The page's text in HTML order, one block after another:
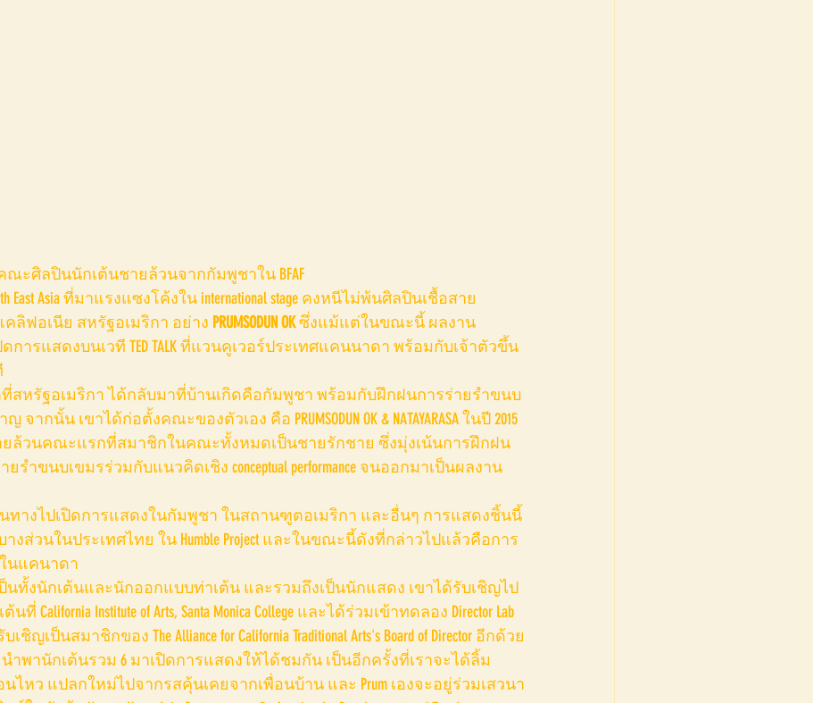
ณะศิลปินนักเต้นชายล้วนจากกัมพูชาใน BFAF
East Asia ที่มาแรงแซงโค้งใน international stage คงหนีไม่พ้นศิลปินเชื้อสาย
ลิฟอเนีย สหรัฐอเมริกา อย่าง PRUMSODUN OK ซึ่งแม้แต่ในขณะนี้ ผลงาน
ปิดการแสดงบนเวที TED TALK ที่แวนคูเวอร์ประเทศแคนนาดา พร้อมกับเจ้าตัวขึ้น
ตที่สหรัฐอเมริกา ได้กลับมาที่บ้านเกิดคือกัมพูชา พร้อมกับฝึกฝนการร่ายรำขนบ
กนั้น เขาได้ก่อตั้งคณะของตัวเอง คือ PRUMSODUN OK & NATAYARASA ในปี 2015
ล้วนคณะแรกที่สมาชิกในคณะทั้งหมดเป็นชายรักชาย ซึ่งมุ่งเน้นการฝึกฝน
ำขนบเขมรร่วมกับแนวคิดเชิง conceptual performance จนออกมาเป็นผลงาน
ทางไปเปิดการแสดงในกัมพูชา ในสถานฑูตอเมริกา และอื่นๆ การแสดงชิ้นนี้
งส่วนในประเทศไทย ใน Humble Project และในขณะนี้ดังที่กล่าวไปแล้วคือการ
ในแคนาดา
ป็นทั้งนักเต้นและนักออกแบบท่าเต้น และรวมถึงเป็นนักแสดง เขาได้รับเชิญไป
Institute of Arts, Santa Monica College และได้ร่วมเข้าทดลอง Director Lab
เป็นสมาชิกของ The Alliance for California Traditional Arts's Board of Director อีกด้วย
ะนำพานักเต้นรวม 6 มาเปิดการแสดงให้ได้ชมกัน เป็นอีกครั้งที่เราจะได้ลิ้ม
ไหว แปลกใหม่ไปจากรสคุ้นเคยจากเพื่อนบ้าน และ Prum เองจะอยู่ร่วมเสวนา